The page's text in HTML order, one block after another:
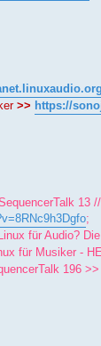
>> https://
13
;
für Audio?
für Musiker -
196